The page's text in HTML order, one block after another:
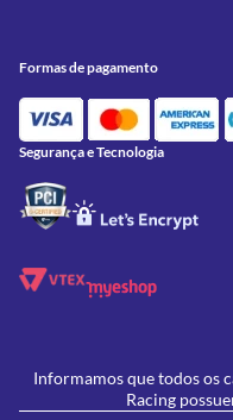
Utilidades
Feminino
Lançamentos
Política de Privacidade
Política de Campanhas e
Contato
Oficina/Serviços
Formas de pagamento
Segurança e Tecnologia
Informamos que todos os
Racing